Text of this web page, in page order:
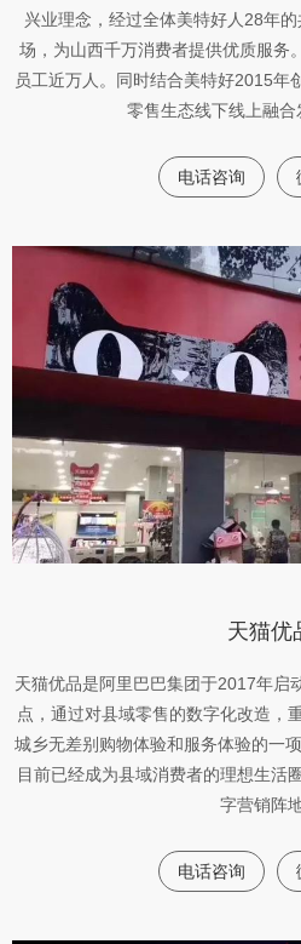
兴业理念，经过全体美特好人28年
场，为山西千万消费者提供优质服务
员工近万人。同时结合美特好2015年
零售生态线下线上融合
电话咨询
天猫优
天猫优品是阿里巴巴集团于2017年启
点，通过对县域零售的数字化改造，
城乡无差别购物体验和服务体验的一
目前已经成为县域消费者的理想生活
字营销阵地
电话咨询